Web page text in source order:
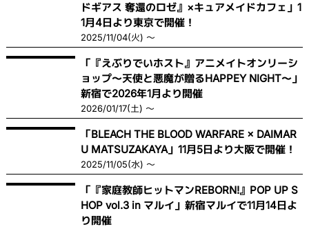
ドギアス 奪還のロゼ』×キュアメイドカフェ」1
1月4日より東京で開催！
2025/11/04(火) ～
「『えぶりでいホスト』アニメイトオンリーシ
ョップ〜天使と悪魔が贈るHAPPEY NIGHT〜」
新宿で2026年1月より開催
2026/01/17(土) ～
「BLEACH THE BLOOD WARFARE × DAIMAR
U MATSUZAKAYA」11月5日より大阪で開催！
2025/11/05(水) ～
「『家庭教師ヒットマンREBORN!』POP UP S
HOP vol.3 in マルイ」新宿マルイで11月14日よ
り開催